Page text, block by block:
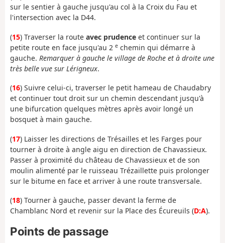
sur le sentier à gauche jusqu'au col à la Croix du Fau et
l'intersection avec la D44.
(15) Traverser la route avec prudence et continuer sur la
petite route en face jusqu'au 2 e chemin qui démarre à
gauche. Remarquer à gauche le village de Roche et à droite une
très belle vue sur Lérigneux.
(16) Suivre celui-ci, traverser le petit hameau de Chaudabry
et continuer tout droit sur un chemin descendant jusqu'à
une bifurcation quelques mètres après avoir longé un
bosquet à main gauche.
(17) Laisser les directions de Trésailles et les Farges pour
tourner à droite à angle aigu en direction de Chavassieux.
Passer à proximité du château de Chavassieux et de son
moulin alimenté par le ruisseau Trézaillette puis prolonger
sur le bitume en face et arriver à une route transversale.
(18) Tourner à gauche, passer devant la ferme de
Chamblanc Nord et revenir sur la Place des Écureuils (D:A).
Points de passage